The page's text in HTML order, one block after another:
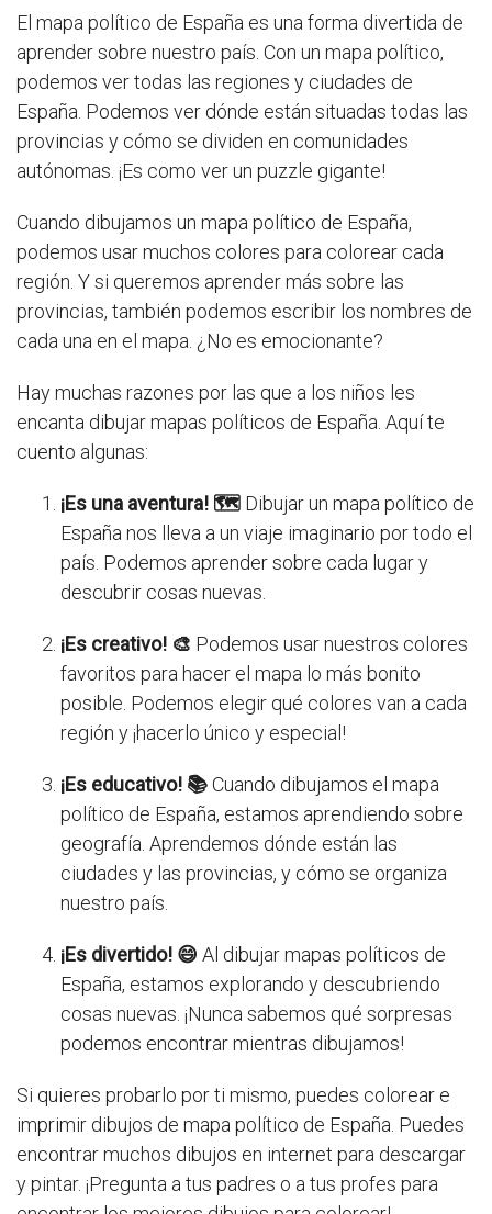
El mapa político de España es una forma divertida de
aprender sobre nuestro país. Con un mapa político,
podemos ver todas las regiones y ciudades de
España. Podemos ver dónde están situadas todas las
provincias y cómo se dividen en comunidades
autónomas. ¡Es como ver un puzzle gigante!
Cuando dibujamos un mapa político de España,
podemos usar muchos colores para colorear cada
región. Y si queremos aprender más sobre las
provincias, también podemos escribir los nombres de
cada una en el mapa. ¿No es emocionante?
Hay muchas razones por las que a los niños les
encanta dibujar mapas políticos de España. Aquí te
cuento algunas:
¡Es una aventura! 🗺️ Dibujar un mapa político de
España nos lleva a un viaje imaginario por todo el
país. Podemos aprender sobre cada lugar y
descubrir cosas nuevas.
¡Es creativo! 🎨 Podemos usar nuestros colores
favoritos para hacer el mapa lo más bonito
posible. Podemos elegir qué colores van a cada
región y ¡hacerlo único y especial!
¡Es educativo! 📚Cuando dibujamos el mapa
político de España, estamos aprendiendo sobre
geografía. Aprendemos dónde están las
ciudades y las provincias, y cómo se organiza
nuestro país.
¡Es divertido! 😄 Al dibujar mapas políticos de
España, estamos explorando y descubriendo
cosas nuevas. ¡Nunca sabemos qué sorpresas
podemos encontrar mientras dibujamos!
Si quieres probarlo por ti mismo, puedes colorear e
imprimir dibujos de mapa político de España. Puedes
encontrar muchos dibujos en internet para descargar
y pintar. ¡Pregunta a tus padres o a tus profes para